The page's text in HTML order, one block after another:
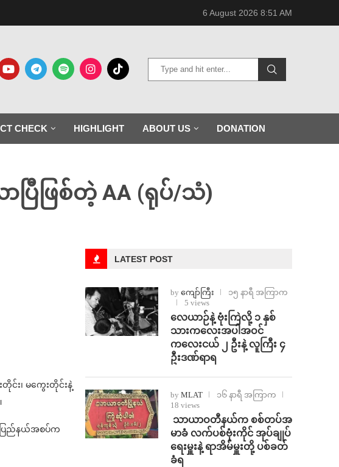
6 August 2026 8:51 AM
CHECK HIGHLIGHT ABOUT US DONATION
ြီဖြစ်တဲ့ AA (ရုပ်/သံ)
င်း၊ မကွေးတိုင်းနဲ့
ပြည်နယ်အစပ်က
LATEST POST
by ကျော်ကြီး
၁၅ နာရီ အကြာက
5 views
⁨လေယာဉ်နဲ့ ဗုံးကြဲလို့ ၁ နှစ်
သားကလေးအပါအဝင်
ကလေးငယ် ၂ ဦးနဲ့ လူကြီး ၄
ဦးဒဏ်ရာရ
by MLAT
၁၆ နာရီ အကြာက
18 views
⁩ ⁨သာယာဝတီနယ်က စစ်တပ်အ
မာခံ လက်ပစ်ဗုံးကိုင် အုပ်ချုပ်
ရေးမှူးနဲ့ ရာအိမ်မှူးတို့ ပစ်ခတ်
ခံရ